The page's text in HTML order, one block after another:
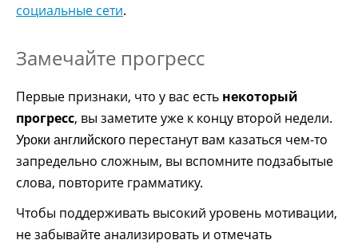
социальные сети.
Замечайте прогресс
Первые признаки, что у вас есть некоторый
прогресс, вы заметите уже к концу второй недели.
Уроки английского перестанут вам казаться чем-то
запредельно сложным, вы вспомните подзабытые
слова, повторите грамматику.
Чтобы поддерживать высокий уровень мотивации,
не забывайте анализировать и отмечать